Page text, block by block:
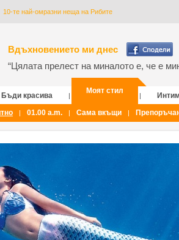
10-те най-омразни неща на Рибите
Вдъхновението ми днес
“Цялата прелест на миналото е, че е
Бъди красива |
Моят стил
|
| 01.00 a.m. | Сама вкъщи |